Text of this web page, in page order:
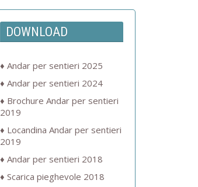
DOWNLOAD
Andar per sentieri 2025
Andar per sentieri 2024
Brochure Andar per sentieri
2019
Locandina Andar per sentieri
2019
Andar per sentieri 2018
Scarica pieghevole 2018